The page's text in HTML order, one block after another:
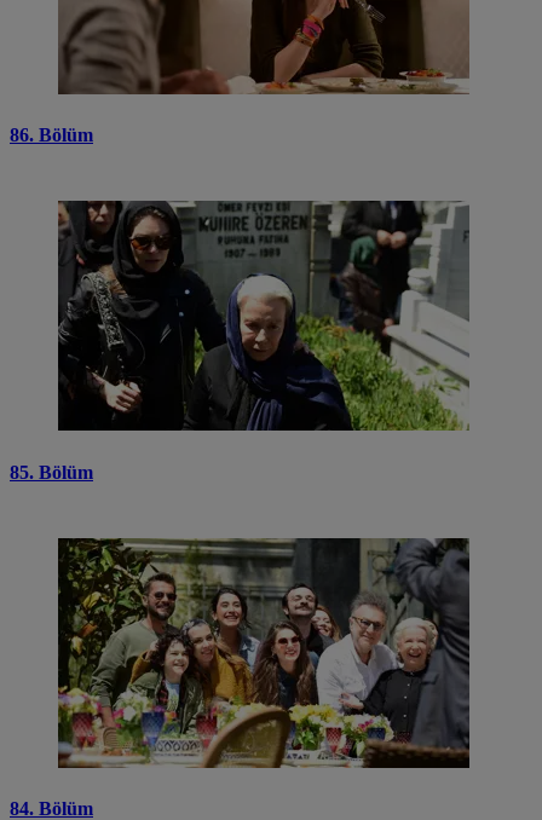
86. Bölüm
85. Bölüm
84. Bölüm